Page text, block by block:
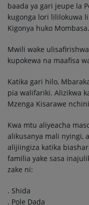
baada ya gari jeupe la
kugonga lori lililokuwa
Kigonya huko Mombasa.
Mwili wake
kupokewa na maafisa
Katika gari hilo,
pia walifariki. Alizikwa
Mzenga Kisarawe
Kwa mtu aliyeacha
alikusanya mali nyingi,
alijiingiza katika
familia yake sasa
zake ni:
. Shida
. Pole Dada